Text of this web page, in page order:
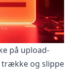
på upload-
og slippe